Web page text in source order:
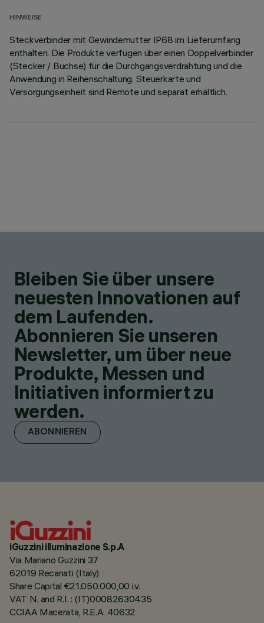
HINWEISE
Steckverbinder mit Gewindemutter IP68 im Lieferumfang
enthalten. Die Produkte verfügen über einen Doppelverbinder
(Stecker / Buchse) für die Durchgangsverdrahtung und die
Anwendung in Reihenschaltung. Steuerkarte und
Versorgungseinheit sind Remote und separat erhältlich.
Bleiben Sie über unsere
neuesten Innovationen auf
dem Laufenden.
Abonnieren Sie unseren
Newsletter, um über neue
Produkte, Messen und
Initiativen informiert zu
werden.
ABONNIEREN
iGuzzini illuminazione S.p.A
Via Mariano Guzzini 37
62019 Recanati (Italy)
Share Capital €21.050.000,00 i.v.
VAT N. and R.I. : (IT)00082630435
CCIAA Macerata, R.E.A. 40632